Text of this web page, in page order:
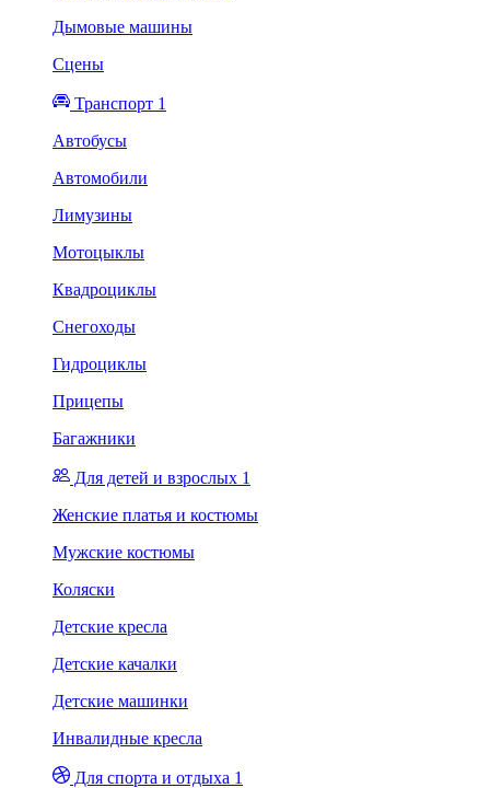
Дымовые машины
Сцены
Транспорт 1
Автобусы
Автомобили
Лимузины
Мотоцыклы
Квадроциклы
Снегоходы
Гидроциклы
Прицепы
Багажники
Для детей и взрослых 1
Женские платья и костюмы
Мужские костюмы
Коляски
Детские кресла
Детские качалки
Детские машинки
Инвалидные кресла
Для спорта и отдыха 1